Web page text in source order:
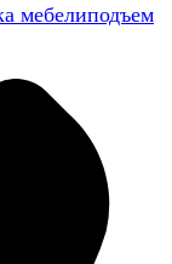
мебелиподъем